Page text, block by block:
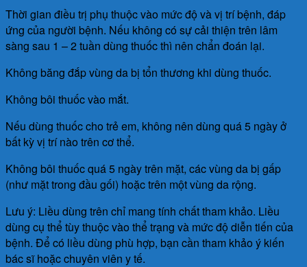
Thời gian điều trị phụ thuộc vào mức độ và vị trí bệnh, đáp
ứng của người bệnh. Nếu không có sự cải thiện trên lâm
sàng sau 1 – 2 tuần dùng thuốc thì nên chẩn đoán lại.
Không băng đắp vùng da bị tổn thương khi dùng thuốc.
Không bôi thuốc vào mắt.
Nếu dùng thuốc cho trẻ em, không nên dùng quá 5 ngày ở
bất kỳ vị trí nào trên cơ thể.
Không bôi thuốc quá 5 ngày trên mặt, các vùng da bị gấp
(như mặt trong đầu gối) hoặc trên một vùng da rộng.
Lưu ý: Liều dùng trên chỉ mang tính chất tham khảo. Liều
dùng cụ thể tùy thuộc vào thể trạng và mức độ diễn tiến của
bệnh. Để có liều dùng phù hợp, bạn cần tham khảo ý kiến
bác sĩ hoặc chuyên viên y tế.